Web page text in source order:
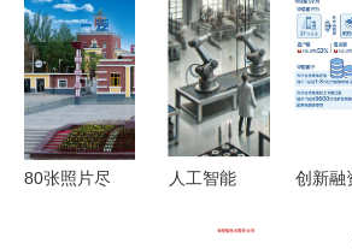
80张照片尽
人工智能
创新融